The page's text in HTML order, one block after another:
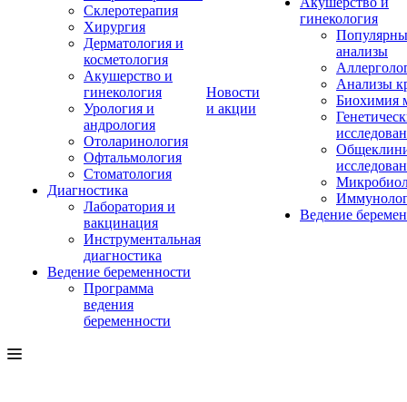
Склеротерапия
Хирургия
Дерматология и
косметология
Акушерство и
гинекология
Урология и
андрология
Отоларинология
Офтальмология
Стоматология
Диагностика
Лаборатория и
вакцинация
Инструментальная
диагностика
Ведение беременности
Программа
ведения
беременности
Новости
и акции
гинекология
анализы
Анализы
Биохимия
Ведение